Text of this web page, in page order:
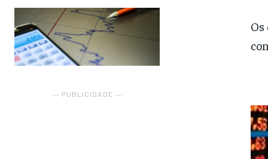
― PUBLICIDADE ―